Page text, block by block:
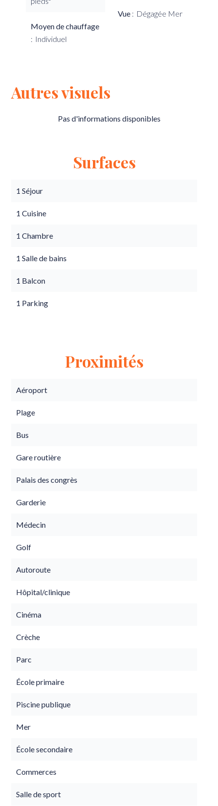
Moyen de chauffage
Individuel
Vue Dégagée Mer
Autres visuels
Pas d'informations disponibles
Surfaces
1 Séjour
1 Cuisine
1 Chambre
1 Salle de bains
1 Balcon
1 Parking
Proximités
Aéroport
Plage
Bus
Gare routière
Palais des congrès
Garderie
Médecin
Golf
Autoroute
Hôpital/clinique
Cinéma
Crèche
Parc
École primaire
Piscine publique
Mer
École secondaire
Commerces
Salle de sport